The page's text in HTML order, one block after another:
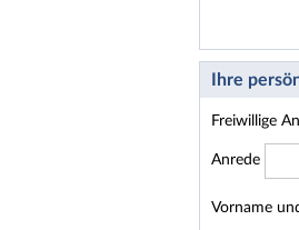
Ihre
Freiwillige
Anrede
Vorname